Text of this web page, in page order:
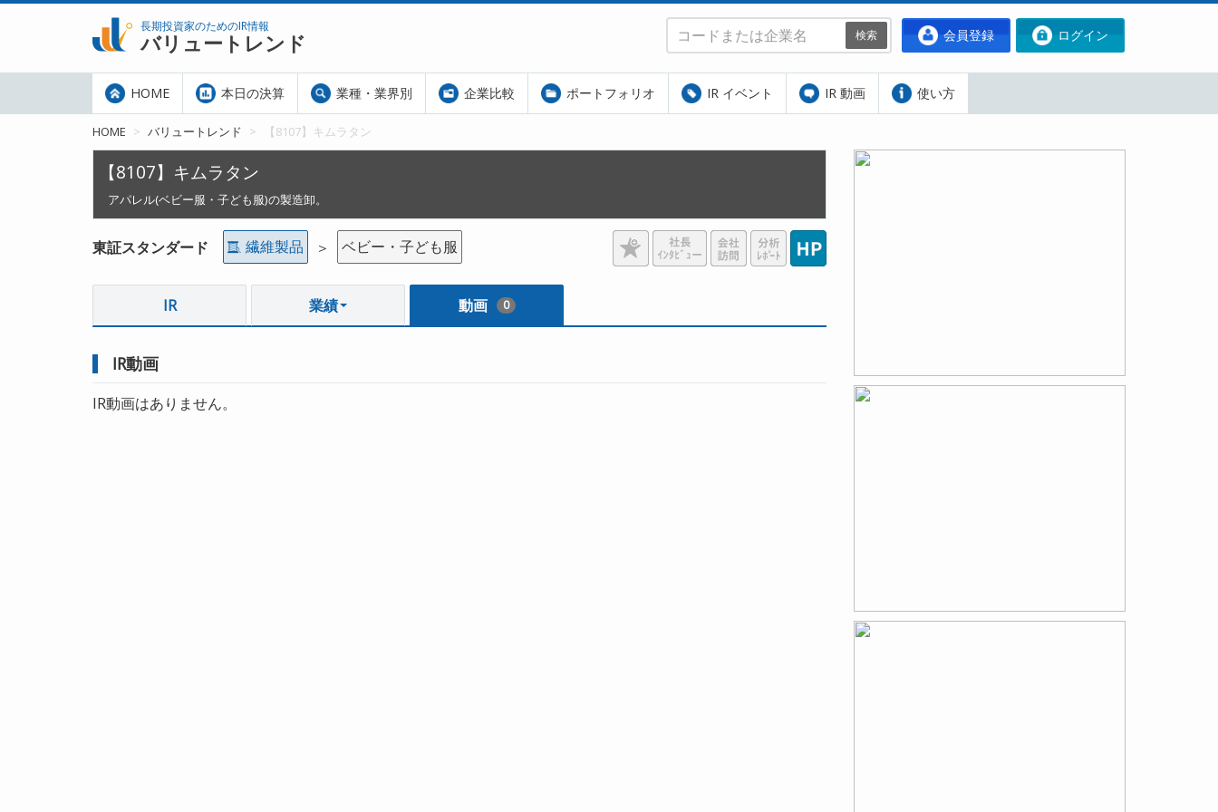
長期投資家のためのIR情報
バリュートレンド 会員登録 ログイン
検索
HOME 本日の決算 業種・業界別 企業比較 ポートフォリオ IR イベント IR 動画 使い方
HOME バリュートレンド 【8107】キムラタン
【8107】キムラタン
アパレル(ベビー服・子ども服)の製造卸。
東証スタンダード 繊維製品 ＞ ベビー・子ども服
IR 業績 動画 0
IR動画
IR動画はありません。